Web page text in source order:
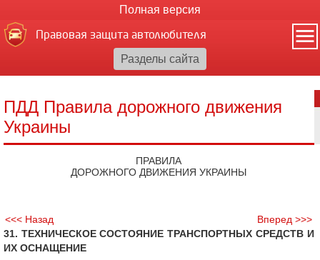
Полная версия
Правовая защита автолюбителя
ПДД Правила дорожного движения
Украины
ПРАВИЛА
ДОРОЖНОГО ДВИЖЕНИЯ УКРАИНЫ
<<< Назад
Вперед >>>
31. ТЕХНИЧЕСКОЕ СОСТОЯНИЕ ТРАНСПОРТНЫХ СРЕДСТВ И
ИХ ОСНАЩЕНИЕ